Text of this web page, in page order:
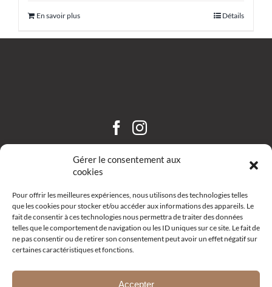
Gérer le consentement aux
cookies
Pour offrir les meilleures expériences, nous utilisons des technologies telles
que les cookies pour stocker et/ou accéder aux informations des appareils. Le
fait de consentir à ces technologies nous permettra de traiter des données
telles que le comportement de navigation ou les ID uniques sur ce site. Le fait de
ne pas consentir ou de retirer son consentement peut avoir un effet négatif sur
certaines caractéristiques et fonctions.
Accepter
En savoir plus Détails
13111 Coudoux
+33 (0)4 42 52 10 68